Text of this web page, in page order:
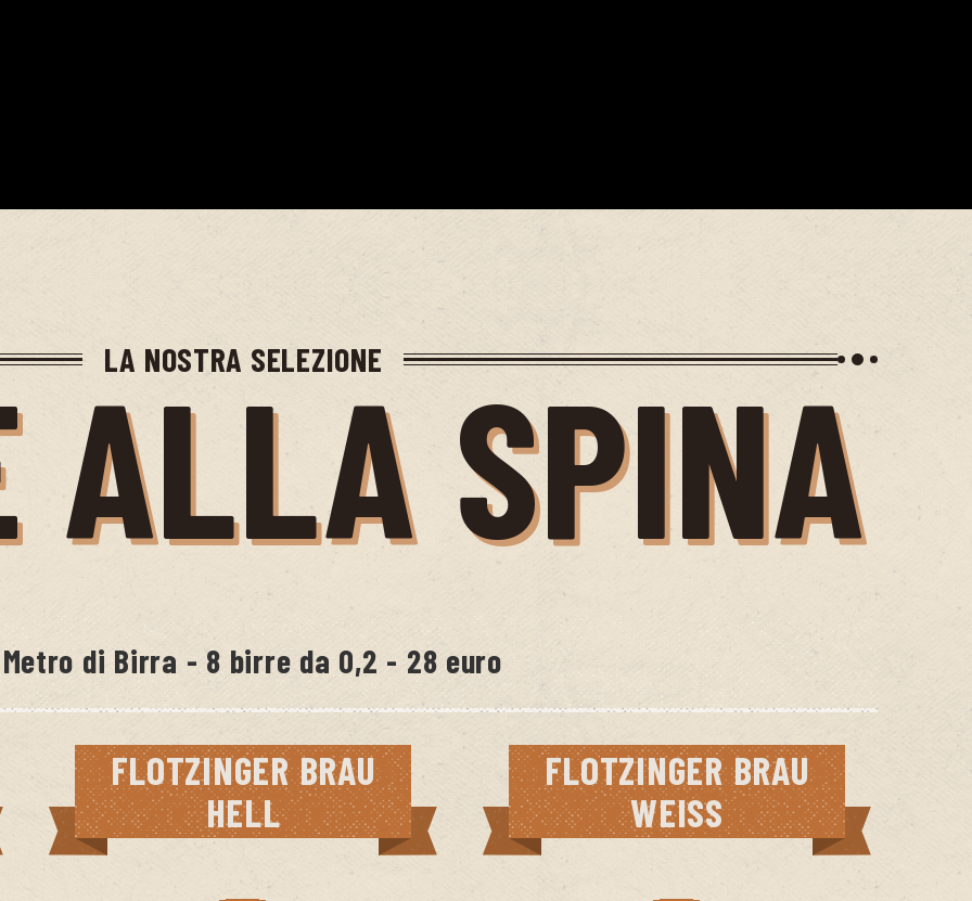
LA NOSTRA SELEZIONE
ALLA SPINA
Metro di Birra - 8 birre da 0,2 - 28 euro
FLOTZINGER BRAU
HELL
FLOTZINGER BRAU
WEISS